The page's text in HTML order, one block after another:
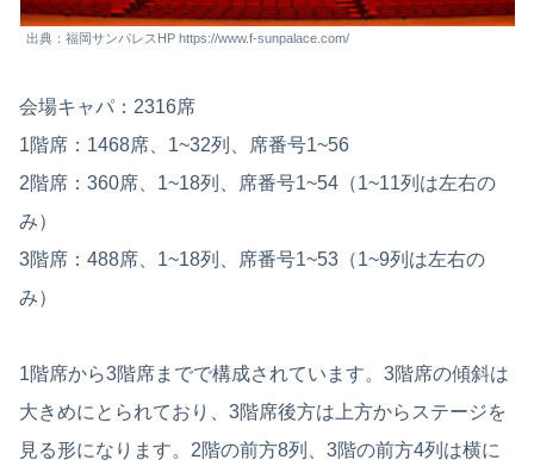
出典：福岡サンパレスHP https://www.f-sunpalace.com/
会場キャパ：2316席
1階席：1468席、1~32列、席番号1~56
2階席：360席、1~18列、席番号1~54（1~11列は左右の
み）
3階席：488席、1~18列、席番号1~53（1~9列は左右の
み）
1階席から3階席までで構成されています。3階席の傾斜は
大きめにとられており、3階席後方は上方からステージを
見る形になります。2階の前方8列、3階の前方4列は横に